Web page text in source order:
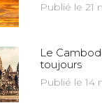
Publié le 21
Le
toujours
Publié le 14